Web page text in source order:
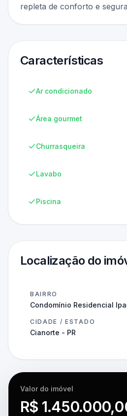
repleta de conforto e
Características
Ar condicionado
Área gourmet
Churrasqueira
Lavabo
Piscina
Localização do
BAIRRO
Condomínio Residencial
CIDADE / ESTADO
Cianorte - PR
Valor do imóvel
R$